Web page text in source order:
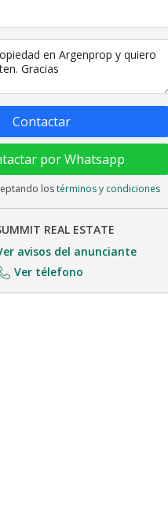
Contactar
por Whatsapp
lostérminos y condiciones
REAL ESTATE
avisos del anunciante
Ver télefono